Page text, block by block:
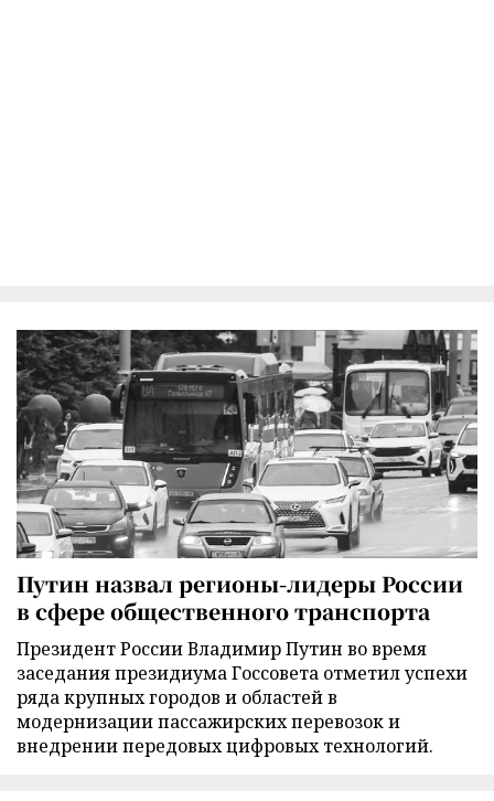
Путин назвал регионы-лидеры России
в сфере общественного транспорта
Президент России Владимир Путин во время
заседания президиума Госсовета отметил успехи
ряда крупных городов и областей в
модернизации пассажирских перевозок и
внедрении передовых цифровых технологий.